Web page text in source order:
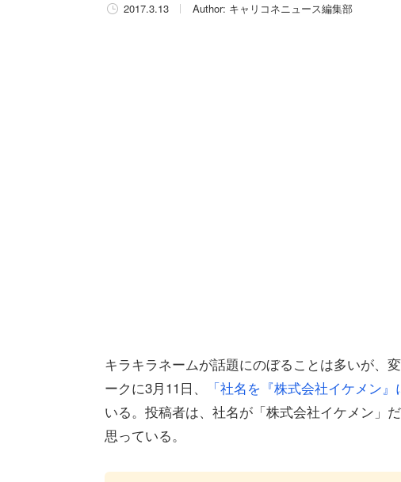
2017.3.13 Author: キャリコネニュース編集部
キラキラネームが話題にのぼることは多いが、
ークに3月11日、
「社名を『株式会社イケメン』
いる。投稿者は、社名が「株式会社イケメン」
思っている。